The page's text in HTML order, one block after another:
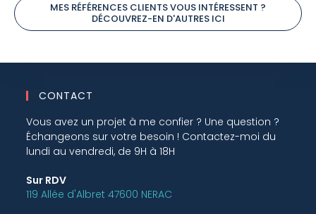
MES RÉFÉRENCES CLIENTS VOUS INTÉRESSENT ?
DÉCOUVREZ-EN D'AUTRES ICI
CONTACT
Vous avez un projet à me confier ? Une question ?
Échangeons sur votre besoin ! Contactez-moi du
lundi au vendredi, de 9H à 18H
Sur RDV
119 Allée d'Albret 47600 NERAC